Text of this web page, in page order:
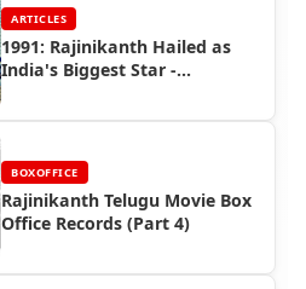
ARTICLES
1991: Rajinikanth Hailed as
India's Biggest Star -
BOXOFFICE
Rajinikanth Telugu Movie Box
Office Records (Part 4)